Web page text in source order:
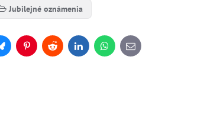
Jubilejné oznámenia
BlueskyPinterestRedditLinkedInWhatsApp
E-
mail